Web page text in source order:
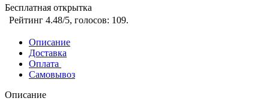
Бесплатная открытка
Рейтинг 4.48/5, голосов: 109.
Описание
Доставка
Оплата
Самовывоз
Описание